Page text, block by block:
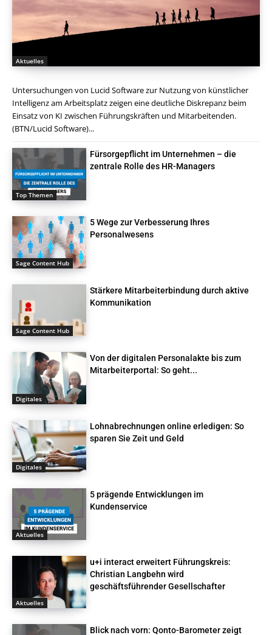
Aktuelles
Untersuchungen von Lucid Software zur Nutzung von künstlicher
Intelligenz am Arbeitsplatz zeigen eine deutliche Diskrepanz beim
Einsatz von KI zwischen Führungskräften und Mitarbeitenden.
(BTN/Lucid Software)...
Top Themen
Fürsorgepflicht im Unternehmen – die
zentrale Rolle des HR-Managers
Sage Content Hub
5 Wege zur Verbesserung Ihres
Personalwesens
Sage Content Hub
Stärkere Mitarbeiterbindung durch aktive
Kommunikation
Digitales
Von der digitalen Personalakte bis zum
Mitarbeiterportal: So geht...
Digitales
Lohnabrechnungen online erledigen: So
sparen Sie Zeit und Geld
Aktuelles
5 prägende Entwicklungen im
Kundenservice
Aktuelles
u+i interact erweitert Führungskreis:
Christian Langbehn wird
geschäftsführender Gesellschafter
Blick nach vorn: Qonto-Barometer zeigt